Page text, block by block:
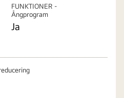
FUNKTIONER -
Ångprogram
Ja